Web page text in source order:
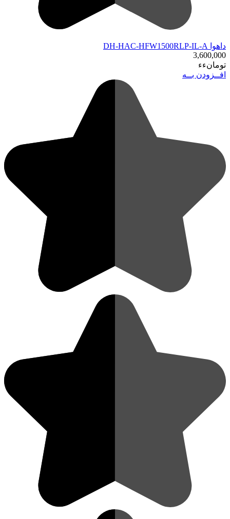
داهوا DH-HAC-HFW1500RLP-IL-A
3,600,000
تومانءء
افــزودن بــه